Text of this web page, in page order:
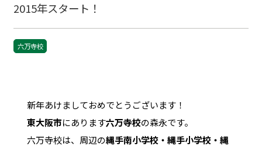
2015年スタート！
六万寺校
新年あけましておめでとうございます！
東大阪市にあります六万寺校の森永です。
六万寺校は、周辺の縄手南小学校・縄手小学校・縄